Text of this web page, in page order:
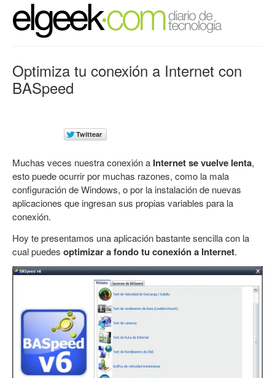
Optimiza tu conexión a Internet con
BASpeed
Muchas veces nuestra conexión a Internet se vuelve lenta,
esto puede ocurrir por muchas razones, como la mala
configuración de Windows, o por la instalación de nuevas
aplicaciones que ingresan sus propias variables para la
conexión.
Hoy te presentamos una aplicación bastante sencilla con la
cual puedes optimizar a fondo tu conexión a Internet.